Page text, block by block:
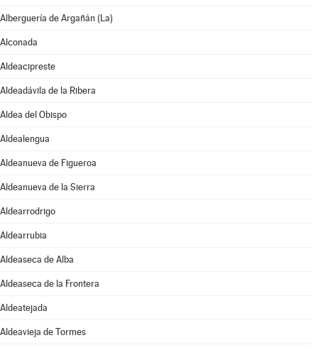
Alberguería de Argañán (La)
Alconada
Aldeacipreste
Aldeadávila de la Ribera
Aldea del Obispo
Aldealengua
Aldeanueva de Figueroa
Aldeanueva de la Sierra
Aldearrodrigo
Aldearrubia
Aldeaseca de Alba
Aldeaseca de la Frontera
Aldeatejada
Aldeavieja de Tormes